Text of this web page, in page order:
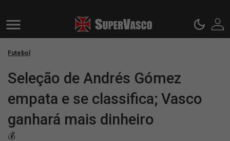
Futebol
Seleção de Andrés Gómez
empata e se classifica; Vasco
ganhará mais dinheiro
💰